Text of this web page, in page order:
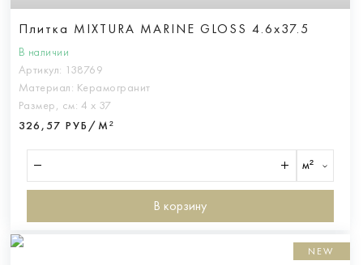
Плитка MIXTURA MARINE GLOSS 4.6x37.5
В наличии
Артикул: 138769
Материал: Керамогранит
Размер, см: 4 х 37
326,57 РУБ/М²
м²
В корзину
NEW